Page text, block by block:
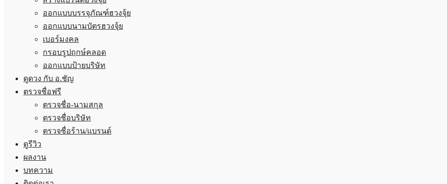
ออกแบบบรรจุภัณฑ์ฮวงจุ้ย
ออกแบบนามบัตรฮวงจุ้ย
เบอร์มงคล
กรอบรูปฤกษ์คลอด
ออกแบบป้ายบริษัท
ดูดวง กับ อ.ชัญ
ตรวจชื่อฟรี
ตรวจชื่อ-นามสกุล
ตรวจชื่อบริษัท
ตรวจชื่อร้าน/แบรนด์
ดูรีวิว
ผลงาน
บทความ